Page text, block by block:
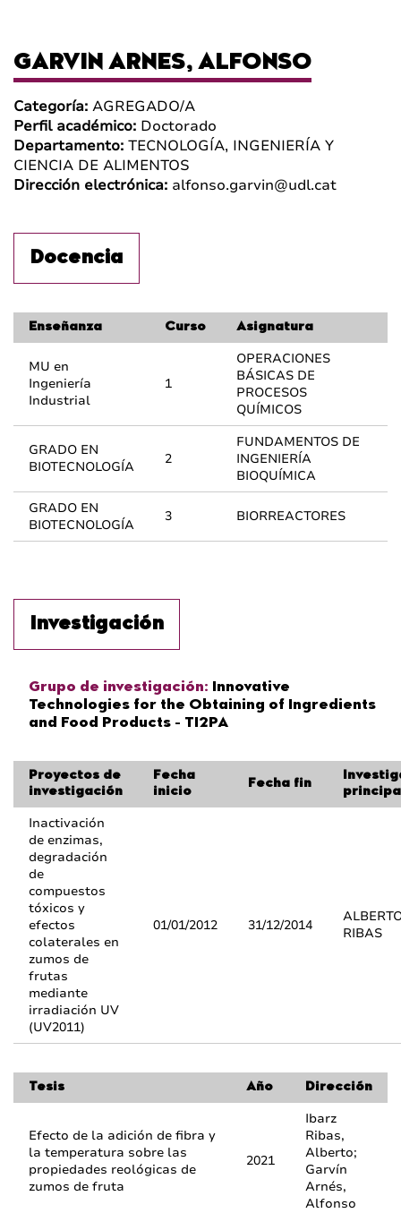
GARVIN ARNES, ALFONSO
Categoría: AGREGADO/A
Perfil académico: Doctorado
Departamento: TECNOLOGÍA, INGENIERÍA Y
CIENCIA DE ALIMENTOS
Dirección electrónica: alfonso.garvin@udl.cat
Docencia
Enseñanza Curso Asignatura
MU en
Ingeniería
Industrial
1
OPERACIONES
BÁSICAS DE
PROCESOS
QUÍMICOS
GRADO EN
BIOTECNOLOGÍA
2
FUNDAMENTOS DE
INGENIERÍA
BIOQUÍMICA
GRADO EN
BIOTECNOLOGÍA
3 BIORREACTORES
Investigación
Grupo de investigación: Innovative
Technologies for the Obtaining of Ingredients
and Food Products - TI2PA
Proyectos de
investigación
Fecha
inicio
Fecha fin
Inactivación
de enzimas,
degradación
de
compuestos
tóxicos y
efectos
colaterales en
zumos de
frutas
mediante
irradiación UV
(UV2011)
01/01/2012 31/12/2014
RIBAS
Tesis Año Dirección
Efecto de la adición de fibra y
la temperatura sobre las
propiedades reológicas de
zumos de fruta
2021
Ibarz
Ribas,
Alberto;
Garvín
Arnés,
Alfonso